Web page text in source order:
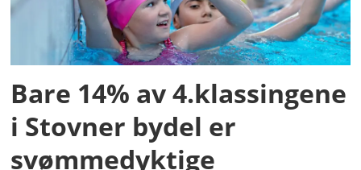
Bare 14% av 4.klassingene
i Stovner bydel er
svømmedyktige